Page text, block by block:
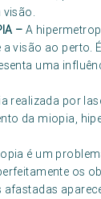
visão.
–A
visão ao perto.
uma
realizada por
da miopia,
é um
os
afastadas